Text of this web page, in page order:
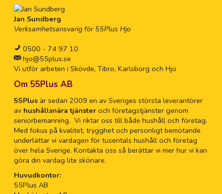
Jan Sundberg
Verksamhetsansvarig för 55Plus Hjo
0500 - 74 97 10
hjo@55plus.se
Vi utför arbeten i Skövde, Tibro, Karlsborg och Hjo
Om 55Plus AB
55Plusär sedan 2009 en av Sveriges största leverantörer
av hushållsnära tjänsteroch företagstjänster genom
seniorbemanning. Vi riktar oss till både hushåll och företag.
Med fokus på kvalitet, trygghet och personligt bemötande
underlättar vi vardagen för tusentals hushåll och företag
över hela Sverige. Kontakta oss så berättar vi mer hur vi kan
göra din vardag lite skönare.
Huvudkontor:
55Plus AB